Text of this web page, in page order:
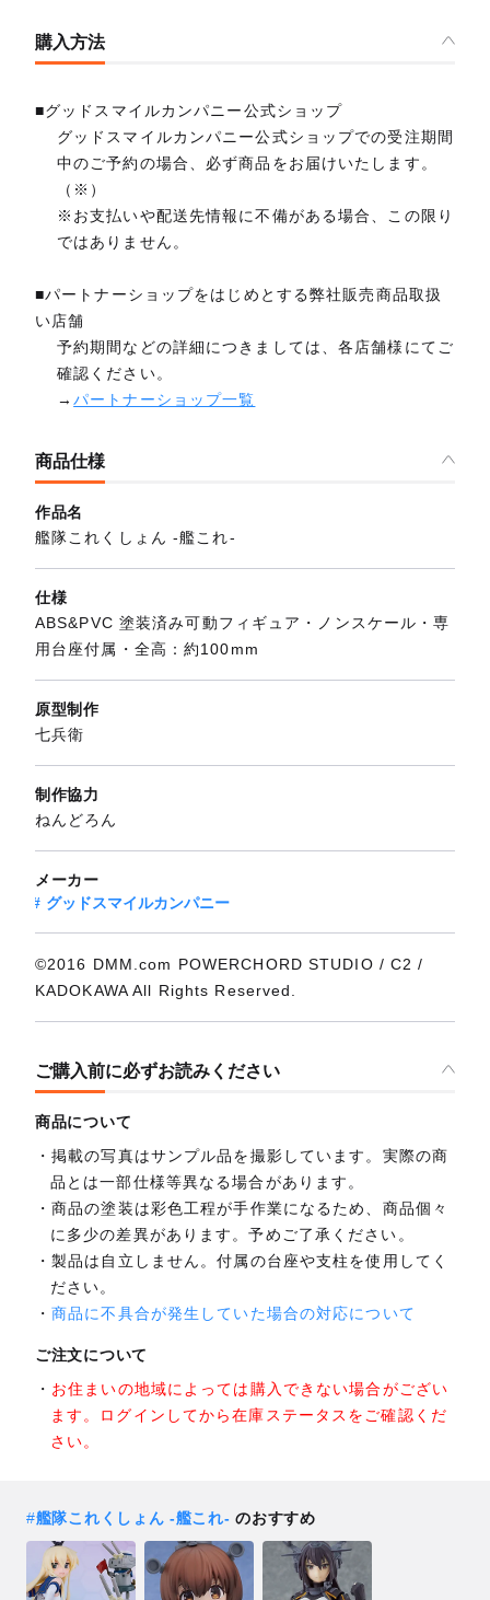
購入方法
■グッドスマイルカンパニー公式ショップ
グッドスマイルカンパニー公式ショップでの受注期間
中のご予約の場合、必ず商品をお届けいたします。
（※）
※お支払いや配送先情報に不備がある場合、この限り
ではありません。
■パートナーショップをはじめとする弊社販売商品取扱
い店舗
予約期間などの詳細につきましては、各店舗様にてご
確認ください。
→パートナーショップ一覧
商品仕様
作品名
艦隊これくしょん ‐艦これ‐
仕様
ABS&PVC 塗装済み可動フィギュア・ノンスケール・専
用台座付属・全高：約100mm
原型制作
七兵衛
制作協力
ねんどろん
メーカー
グッドスマイルカンパニー
©2016 DMM.com POWERCHORD STUDIO / C2 /
KADOKAWA All Rights Reserved.
ご購入前に必ずお読みください
商品について
掲載の写真はサンプル品を撮影しています。実際の商
品とは一部仕様等異なる場合があります。
商品の塗装は彩色工程が手作業になるため、商品個々
に多少の差異があります。予めご了承ください。
製品は自立しません。付属の台座や支柱を使用してく
ださい。
商品に不具合が発生していた場合の対応について
ご注文について
お住まいの地域によっては購入できない場合がござい
ます。ログインしてから在庫ステータスをご確認くだ
さい。
#艦隊これくしょん ‐艦これ‐ のおすすめ